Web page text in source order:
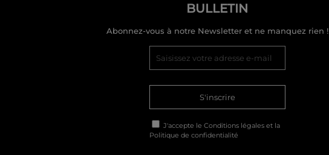
BULLETIN
Abonnez-vous à notre Newsletter et ne manquez rien !
S'inscrire
J'accepte le Conditions légales et la
Politique de confidentialité